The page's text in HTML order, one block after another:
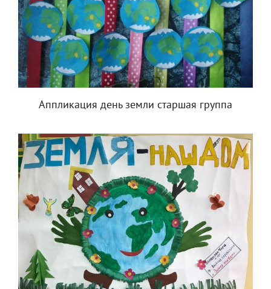
Аппликация день земли старшая группа